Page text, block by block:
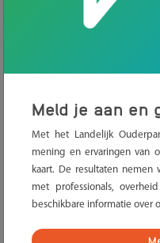
hulpverleners, ouders
samen om te bespreken
hoe we vaders beter
Het is
volwaardige rol
Meld je aan en
Met het Landelijk
mening en ervaringen van
kaart. De resultaten
met professionals,
beschikbare informatie over